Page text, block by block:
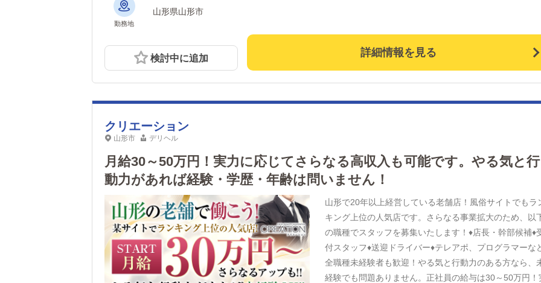
み可・日払い可スタッフが勤務形態を選択でき、働きや
い環境作りに取り組んでいます。18歳以上でやる気のある
お問い合わせください！
勤務地
山形県山形市
検討中に追加 詳細情報を見る
クリエーション
山形市 デリヘル
月給30～50万円！実力に応じてさらなる高収入も可能です。やる気と行
動力があれば経験・学歴・年齢は問いません！
山形で20年以上経営している老舗店！風俗サイトでもラ
キング上位の人気店です。さらなる事業拡大のため、以
の職種でスタッフを募集いたします！♦店長・幹部候補♦
付スタッフ♦送迎ドライバー♦テレアポ、プログラマーな
全職種未経験者も歓迎！やる気と行動力のある方なら、
経験でも問題ありません。正社員の給与は30～50万円！